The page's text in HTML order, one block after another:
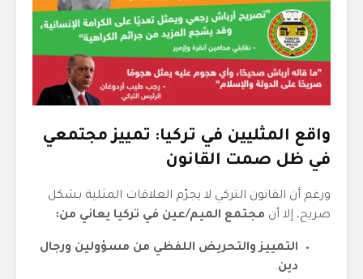
واقع المثليين في تركيا: تمييز مجتمعي
في ظل صمت القانون
ورغم أن القانون التركي لا يجرّم العلاقات المثلية بشكل
صريح، إلا أن مجتمع الميم/عين في تركيا يعاني من:
التمييز والتحريض اللفظي من مسؤولين ورجال
دين.